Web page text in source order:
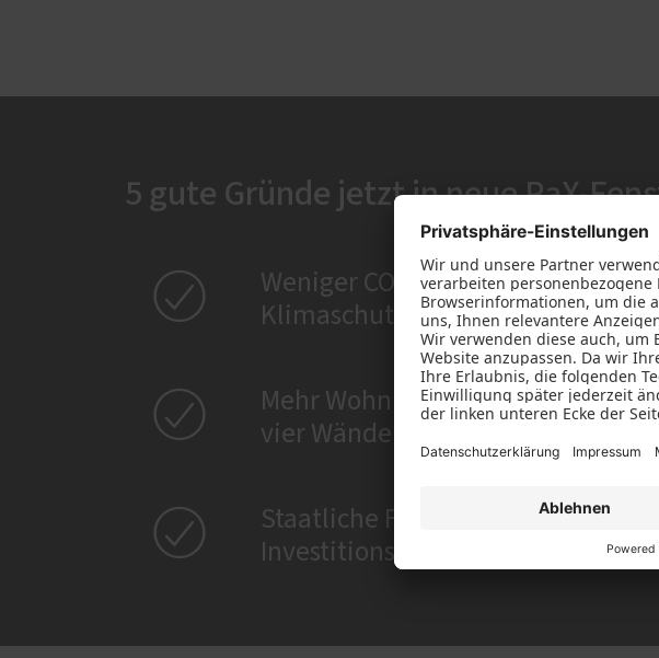
5 gute Gründe jetzt in neue PaX-

Weniger CO2-Ausstoß zugunsten
Klimaschutzes

Mehr Wohnkomfort in den
vier Wänden

Staatliche Förderung, bis zu 20 %
Investitionssumme